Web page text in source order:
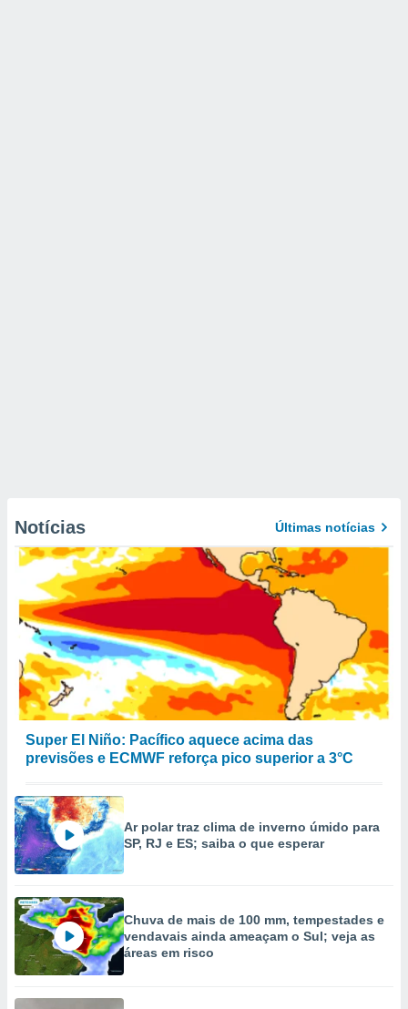
Notícias Últimas notícias
Super El Niño: Pacífico aquece acima das
previsões e ECMWF reforça pico superior a 3°C
Ar polar traz clima de inverno úmido para
SP, RJ e ES; saiba o que esperar
Chuva de mais de 100 mm, tempestades e
vendavais ainda ameaçam o Sul; veja as
áreas em risco